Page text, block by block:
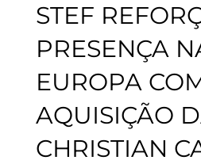
STEF
PRESENÇA
EUROPA
AQUISIÇÃO
CHRISTIAN